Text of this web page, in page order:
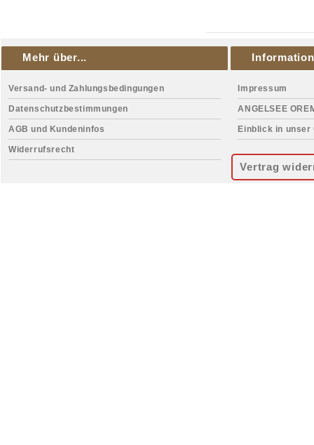
Mehr über...
Versand- und Zahlungsbedingungen
Datenschutzbestimmungen
AGB und Kundeninfos
Widerrufsrecht
Impressum
ANGELSEE
Einblick in unser
Vertrag